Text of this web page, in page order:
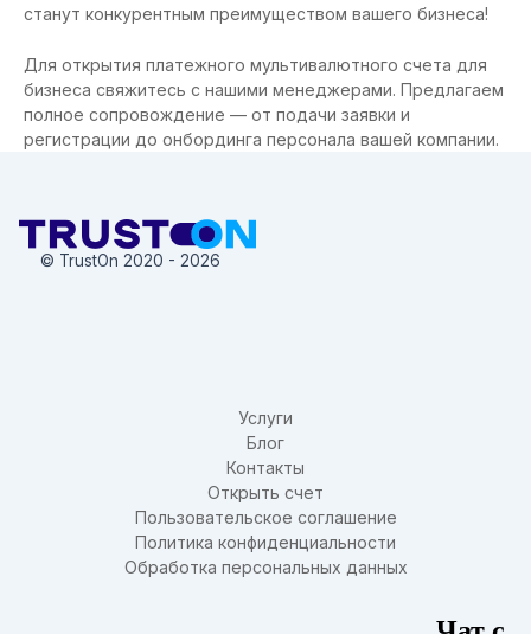
станут конкурентным преимуществом вашего бизнеса!
Для открытия платежного мультивалютного счета для
бизнеса свяжитесь с нашими менеджерами. Предлагаем
полное сопровождение — от подачи заявки и
регистрации до онбординга персонала вашей компании.
© TrustOn 2020 - 2026
Услуги
Блог
Контакты
Открыть счет
Пользовательское соглашение
Политика конфиденциальности
Обработка персональных данных